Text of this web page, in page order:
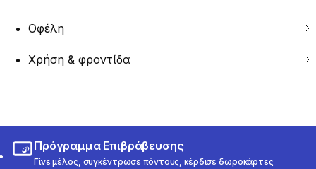
Οφέλη
Χρήση & φροντίδα
Πρόγραμμα Επιβράβευσης
Γίνε μέλος, συγκέντρωσε πόντους, κέρδισε δωροκάρτες